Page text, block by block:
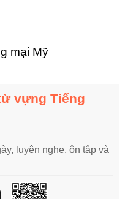
mại Mỹ
vựng Tiếng
luyện nghe, ôn tập và